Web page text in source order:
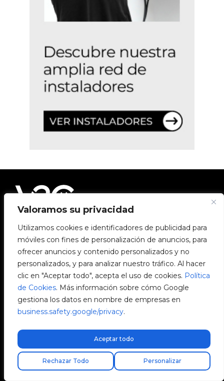
Valoramos su privacidad
Utilizamos cookies e identificadores de publicidad para
móviles con fines de personalización de anuncios, para
ofrecer anuncios y contenido personalizados y no
personalizados, y para analizar nuestro tráfico. Al hacer
clic en "Aceptar todo", acepta el uso de cookies. Política
de Cookies. Más información sobre cómo Google
gestiona los datos en nombre de empresas en
business.safety.google/privacy.
Personalizar
Rechazar Todo
Aceptar todo
Avenida Camí Nou, 268
46950 Xirivella
Valencia, España
+34 96 065 45 54
info@v2charge.com
Política de Privacidad
Encuentra tu instalador